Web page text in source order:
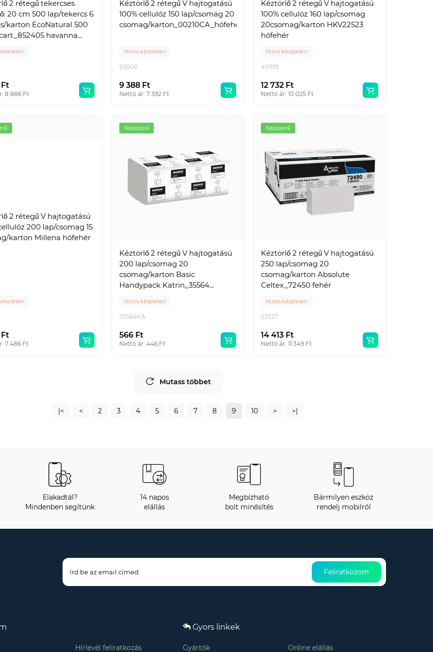
2 rétegű tekercses
20 cm 500 lap/tekercs 6
karton EcoNatural 500
havanna
Ft
8 886 Ft
Kéztörlő 2 rétegű V hajtogatású
100% cellulóz 150 lap/csomag 20
csomag/karton_00210CA_hófehér
Nincs készleten
53800
9 388 Ft
Nettó ár: 7 392 Ft
Kéztörlő 2 rétegű V hajtogatású
100% cellulóz 160 lap/csomag
20csomag/karton HKV22523
hófehér
Nincs készleten
40999
12 732 Ft
Nettó ár: 10 025 Ft
2 rétegű V hajtogatású
200 lap/csomag 15
karton Millena hófehér
7 486 Ft
Népszerű
Kéztörlő 2 rétegű V hajtogatású
200 lap/csomag 20
csomag/karton Basic
Handypack Katrin_35564
Nincs készleten
35564KA
566 Ft
Nettó ár: 446 Ft
Népszerű
Kéztörlő 2 rétegű V hajtogatású
250 lap/csomag 20
csomag/karton Absolute
Celtex_72450 fehér
Nincs készleten
52527
14 413 Ft
Nettó ár: 11 349 Ft
Mutass többet
|< < 2 3 4 5 6 7 8 9 10 > >|
Elakadtál?
Mindenben segítünk
14 napos
elállás
Megbízható
bolt minősítés
Bármilyen eszköz
rendelj mobilról
Feliratkozom
Hírlevél feliratkozás
Gyors linkek
Gyártók Online elállás